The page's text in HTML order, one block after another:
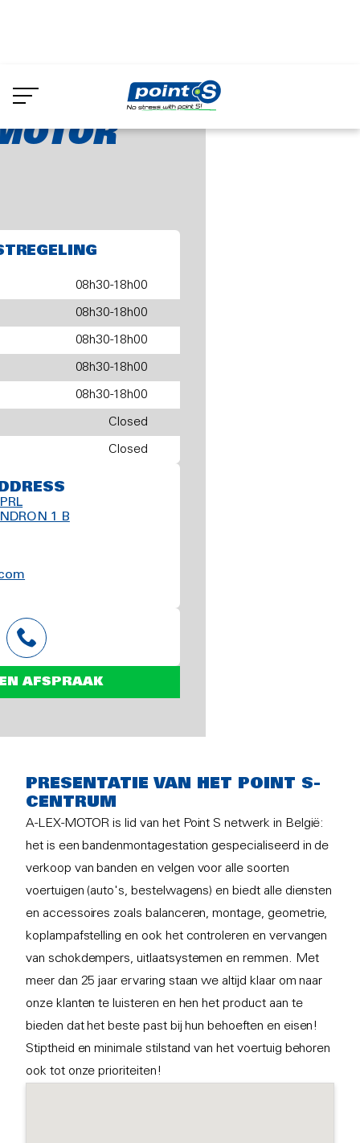
to
main
08h30-18h00
08h30-18h00
08h30-18h00
08h30-18h00
08h30-18h00
Closed
Closed
1 B
AFSPRAAK
PRESENTATIE VAN HET POINT S-
CENTRUM
A-LEX-MOTOR is lid van het Point S netwerk in België:
het is een bandenmontagestation gespecialiseerd in de
verkoop van banden en velgen voor alle soorten
voertuigen (auto's, bestelwagens) en biedt alle diensten
en accessoires zoals balanceren, montage, geometrie,
koplampafstelling en ook het controleren en vervangen
van schokdempers, uitlaatsystemen en remmen. Met
meer dan 25 jaar ervaring staan we altijd klaar om naar
onze klanten te luisteren en hen het product aan te
bieden dat het beste past bij hun behoeften en eisen!
Stiptheid en minimale stilstand van het voertuig behoren
ook tot onze prioriteiten!